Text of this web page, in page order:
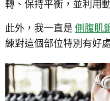
轉、保持平衡，並利用
此外，我一直是 側腹肌
練對這個部位特別有好